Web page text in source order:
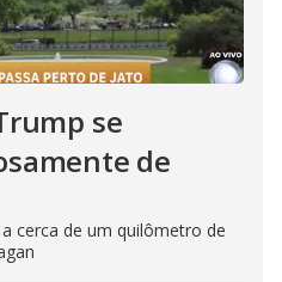
se
de
cerca de um quilômetro de